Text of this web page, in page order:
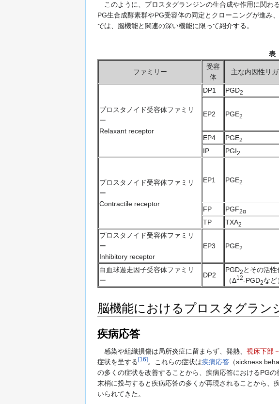
このように、プロスタグランジンの生合成や作用に関わ
PG生合成酵素群やPG受容体の同定とクローニングが進み、
では、脳機能と関連の深い機能に限って紹介する。
表
ファミリー
受容
体
主な内因性リ
プロスタノイド受容体ファミリ
ー
Relaxant receptor
DP1 PGD2
EP2 PGE2
EP4
PGE2
IP
PGI2
プロスタノイド受容体ファミリ
ー
Contractile receptor
EP1 PGE2
FP
PGF2α
TP
TXA2
プロスタノイド受容体ファミリ
ー
Inhibitory receptor
EP3 PGE2
白血球遊走因子受容体ファミリ
ー
DP2
PGD2 とその活性
（Δ12-PGD2など
脳機能におけるプロスタグラン
疾病応答
感染や組織損傷は局所炎症に留まらず、発熱、 視床下部
症状を呈する [16] 。これらの症状は疾病応答 （sickness
の多くの症状を改善することから、疾病応答におけるPG
末梢に投与すると疾病応答の多くが再現されることから、
いられてきた。